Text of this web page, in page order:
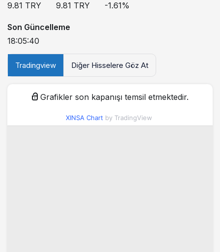
9.81 TRY
9.81 TRY
-1.61%
Son Güncelleme
18:05:40
Tradingview Diğer Hisselere Göz At
Grafikler son kapanışı temsil etmektedir.
XINSA Chart by TradingView